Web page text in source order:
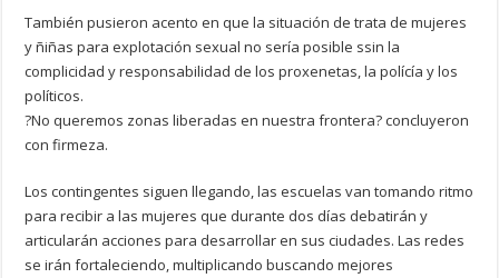
También pusieron acento en que la situación de trata de mujeres
y ñiñas para explotación sexual no sería posible ssin la
complicidad y responsabilidad de los proxenetas, la polícía y los
políticos.
?No queremos zonas liberadas en nuestra frontera? concluyeron
con firmeza.
Los contingentes siguen llegando, las escuelas van tomando ritmo
para recibir a las mujeres que durante dos días debatirán y
articularán acciones para desarrollar en sus ciudades. Las redes
se irán fortaleciendo, multiplicando buscando mejores